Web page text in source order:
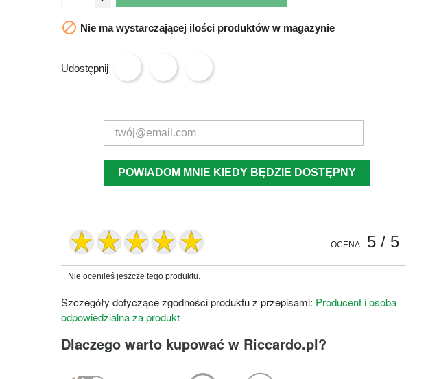
 Nie ma wystarczającej ilości produktów w magazynie
Udostępnij
POWIADOM MNIE KIEDY BĘDZIE DOSTĘPNY
OCENA: 5/ 5
Nie oceniłeś jeszcze tego produktu.
Szczegóły dotyczące zgodności produktu z przepisami: Producent i osoba
odpowiedzialna za produkt
Dlaczego warto kupować w Riccardo.pl?